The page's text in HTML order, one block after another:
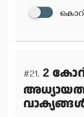
#21. 2